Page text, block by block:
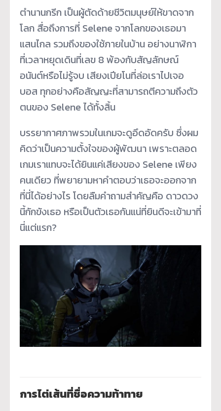
ตำนานกรีก เป็นผู้ตัดด้ายชีวิตมนุษย์ให้ขาดจาก
โลก สื่อถึงการที่ Selene จากโลกของเธอมา
แสนไกล รวมถึงของใช้ภายในบ้าน อย่างนาฬิกา
ที่เวลาหยุดเดินที่เลข 8 พ้องกับสัญลักษณ์
อนันต์หรือไม่รู้จบ เสียงเปียโนที่ล่อเราไปเจอ
บอส ทุกอย่างคือสัญญะที่สามารถตีความถึงตัว
ตนของ Selene ได้ทั้งสิ้น
บรรยากาศภาพรวมในเกมจะดูอึดอัดครับ ซึ่งผม
คิดว่าเป็นความตั้งใจของผู้พัฒนา เพราะตลอด
เกมเราแทบจะได้ยินแค่เสียงของ Selene เพียง
คนเดียว ที่พยายามหาคำตอบว่าเธอจะออกจาก
ที่นี่ได้อย่างไร โดยลืมคำถามสำคัญคือ ดาวดวง
นี้กักขังเธอ หรือเป็นตัวเธอกันแน่ที่ยินดีจะเข้ามาที่
นี่แต่แรก?
การไต่เส้นที่ชื่อความท้าทาย